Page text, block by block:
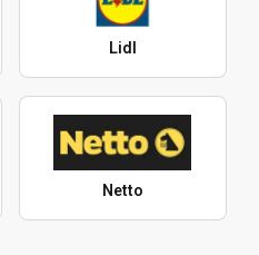
Lidl
Netto